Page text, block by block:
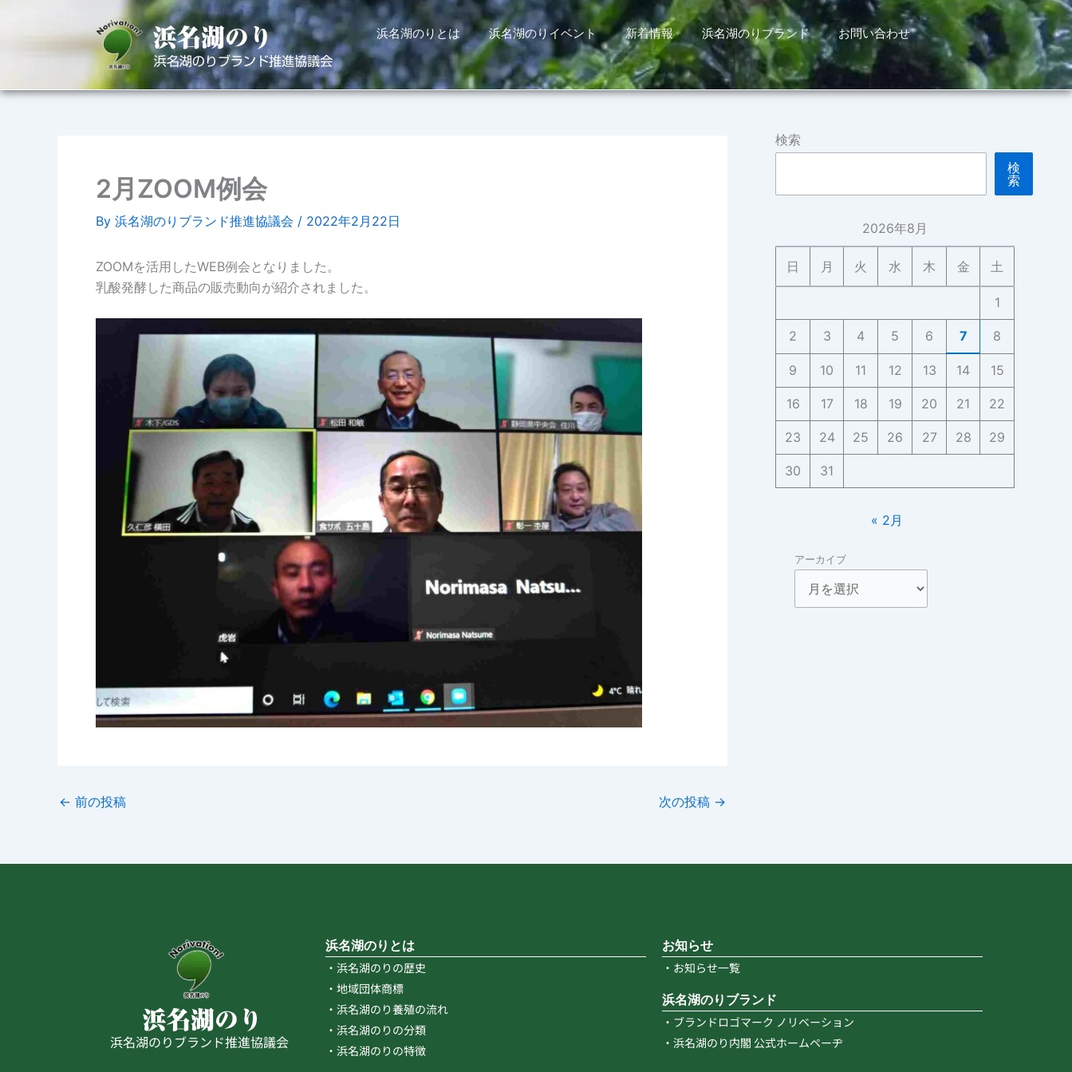
キ
浜名湖のりとは 浜名湖のりイベント 新着情報 浜名湖のりブランド お問い合わせ
2月ZOOM例会
By 浜名湖のりブランド推進協議会 / 2022年2月22日
ZOOMを活用したWEB例会となりました。
乳酸発酵した商品の販売動向が紹介されました。
← 前の投稿 次の投稿 →
検索
検
索
2026年8月
日 月 火 水 木 金 土
1
2 3 4 5 6 7 8
9 10 11 12 13 14 15
16 17 18 19 20 21 22
23 24 25 26 27 28 29
30 31
« 2月
アーカイブ
浜名湖のりブランド推進協議会
浜名湖のりとは
・浜名湖のりの歴史
・地域団体商標
・浜名湖のり養殖の流れ
・浜名湖のりの分類
・浜名湖のりの特徴
お知らせ
・お知らせ一覧
浜名湖のりブランド
・ブランドロゴマーク ノリベーション
・浜名湖のり内閣 公式ホームペーヂ